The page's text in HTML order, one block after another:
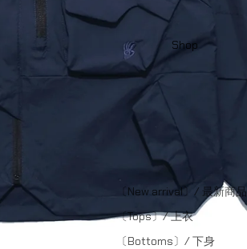
Shop
〔New arrival〕/ 最新商品
〔Tops〕/ 上衣
〔Bottoms〕/ 下身